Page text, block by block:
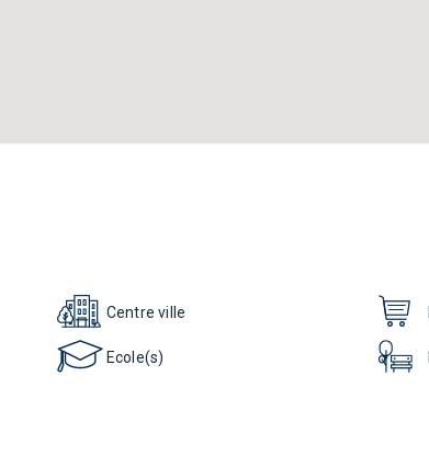
Centre ville
Ecole(s)